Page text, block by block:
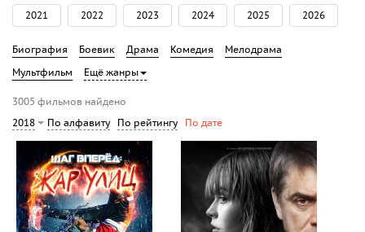
2021 2022 2023 2024 2025 2026
Биография Боевик Драма Комедия
Мелодрама
Мультфильм
Ещё жанры
3005 фильмов найдено
2018
По алфавиту По рейтингу По дате